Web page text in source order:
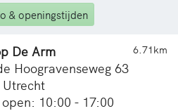
& openingstijden
6.71km
De Arm
Hoogravenseweg 63
Utrecht
10:00 - 17:00